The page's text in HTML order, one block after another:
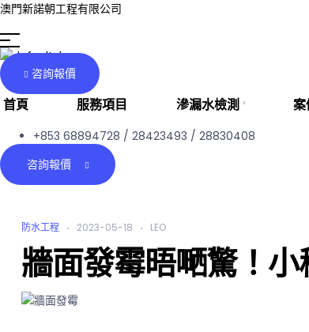
澳門新諾朝工程有限公司
咨詢報價
首頁 服務項目 滲漏水檢測
+853 68894728 / 28423493 / 28830408
咨詢報價
CATEGORIES
防水工程 2023-05-18 LEO
牆面發霉晤嗮驚！